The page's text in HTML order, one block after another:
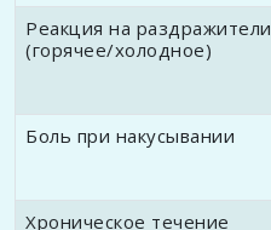
Реакция на раздражители
(горячее/холодное)
Боль при накусывании
Хроническое течение